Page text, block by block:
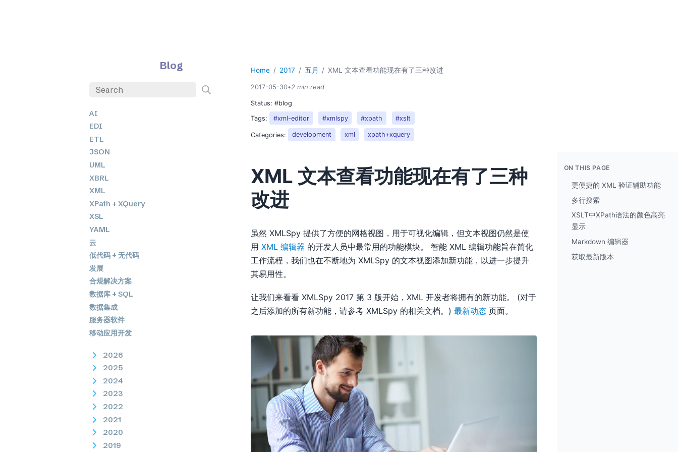
Blog
AI
EDI
ETL
JSON
UML
XBRL
XML
XPath + XQuery
XSL
YAML
云
低代码 + 无代码
发展
合规解决方案
数据库 + SQL
数据集成
服务器软件
移动应用开发
2026
2025
2024
2023
2022
2021
2020
2019
Home 2017 五月 XML 文本查看功能现在有了三种改进
2017-05-30•2 min read
Status:#blog
Tags:
#xml-editor #xmlspy #xpath #xslt
Categories: development xml xpath+xquery
XML 文本查看功能现在有了三种
改进
虽然 XMLSpy 提供了方便的网格视图，用于可视化编辑，但文本视图仍然是使
用XML 编辑器 的开发人员中最常用的功能模块。 智能 XML 编辑功能旨在简化
工作流程，我们也在不断地为 XMLSpy 的文本视图添加新功能，以进一步提升
其易用性。
让我们来看看 XMLSpy 2017 第 3 版开始，XML 开发者将拥有的新功能。 (对于
之后添加的所有新功能，请参考 XMLSpy 的相关文档。)最新动态 页面。
ON THIS PAGE
更便捷的 XML 验证辅助功能
多行搜索
XSLT中XPath语法的颜色高亮
显示
Markdown 编辑器
获取最新版本